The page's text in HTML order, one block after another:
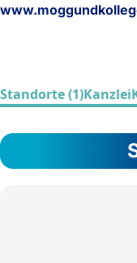
Standorte (1)Kanzlei